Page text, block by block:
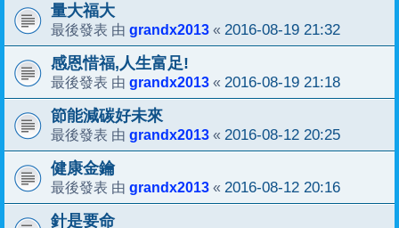
量大福大
最後發表 由 grandx2013 « 2016-08-19 21:32
感恩惜福,人生富足!
最後發表 由 grandx2013 « 2016-08-19 21:18
節能減碳好未來
最後發表 由 grandx2013 « 2016-08-12 20:25
健康金鑰
最後發表 由 grandx2013 « 2016-08-12 20:16
針是要命